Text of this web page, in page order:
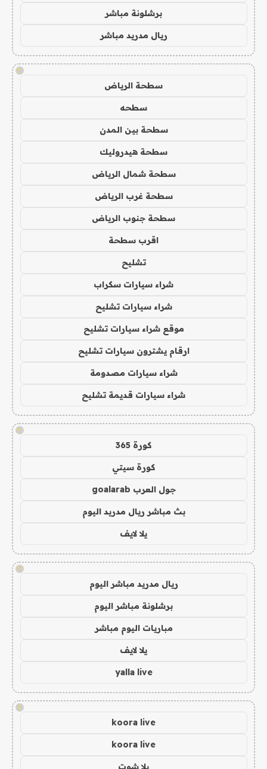
برشلونة مباشر
ريال مدريد مباشر
!
سطحة الرياض
سطحه
سطحة بين المدن
سطحة هيدروليك
سطحة شمال الرياض
سطحة غرب الرياض
سطحة جنوب الرياض
اقرب سطحة
تشليح
شراء سيارات سكراب
شراء سيارات تشليح
موقع شراء سيارات تشليح
ارقام يشترون سيارات تشليح
شراء سيارات مصدومة
شراء سيارات قديمة تشليح
!
كورة 365
كورة سيتي
جول العرب goalarab
بث مباشر ريال مدريد اليوم
يلا لايف
!
ريال مدريد مباشر اليوم
برشلونة مباشر اليوم
مباريات اليوم مباشر
يلا لايف
yalla live
!
koora live
koora live
يلا شوت